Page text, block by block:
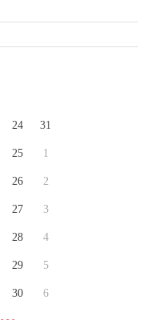
24
25
26
27
28
29
30
31
1
2
3
4
5
6